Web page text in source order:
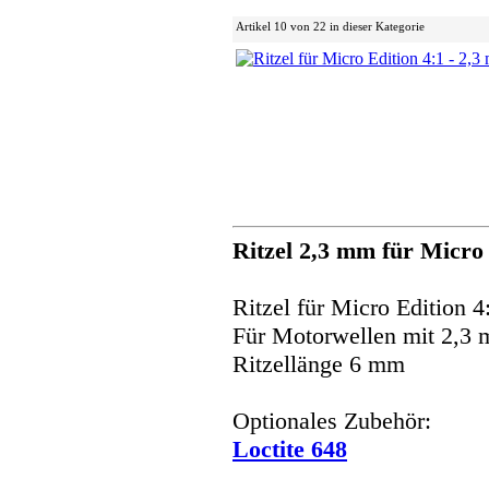
Artikel 10 von 22 in dieser Kategorie
Ritzel 2,3 mm für
Ritzel für Micro Edition
Für Motorwellen mit 2,3
Ritzellänge 6 mm
Optionales Zubehör:
Loctite 648